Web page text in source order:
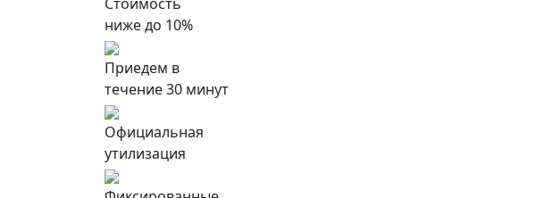
ниже до 10%
Приедем в
течение 30 минут
Официальная
утилизация